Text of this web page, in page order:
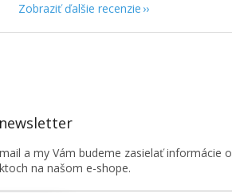
Zobraziť ďalšie recenzie
a my Vám budeme zasielať informácie o
na našom e-shope.